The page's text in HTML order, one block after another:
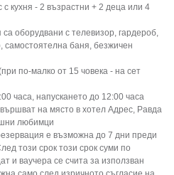
с кухня - 2 възрастни + 2 деца или 4
оборудвани с телевизор, гардероб,
самостоятелна баня, безжичен
по-малко от 15 човека - на сет
часа, напускането до 12:00 часа
на място в хотел Адрес, Равда
любимци
е възможна до 7 дни преди
този срок този срок суми по
и ваучера се счита за използван